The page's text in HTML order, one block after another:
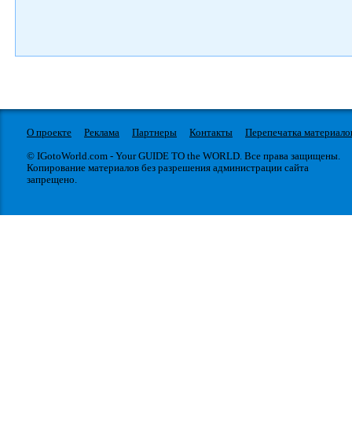
О проекте Реклама Партнеры Контакты
Перепечатка
© IGotoWorld.com - Your GUIDE TO the WORLD. Все права защищены.
Копирование материалов без разрешения администрации сайта
запрещено.